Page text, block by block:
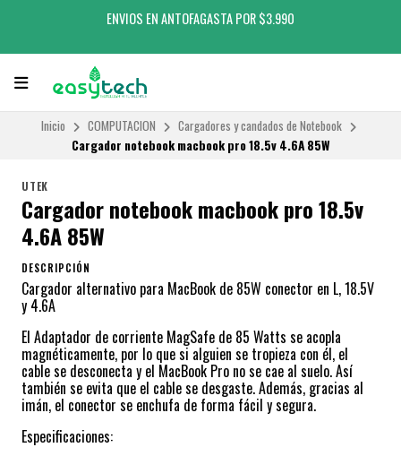
ENVIOS EN ANTOFAGASTA POR $3.990
Inicio COMPUTACION
Cargadores y candados de Notebook
Cargador notebook macbook pro 18.5v 4.6A 85W
UTEK
Cargador notebook macbook pro 18.5v
4.6A 85W
DESCRIPCIÓN
Cargador alternativo para MacBook de 85W conector en L, 18.5V
y 4.6A
El Adaptador de corriente MagSafe de 85 Watts se acopla
magnéticamente, por lo que si alguien se tropieza con él, el
cable se desconecta y el MacBook Pro no se cae al suelo. Así
también se evita que el cable se desgaste. Además, gracias al
imán, el conector se enchufa de forma fácil y segura.
Especificaciones: